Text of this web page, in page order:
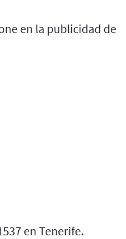
en la publicidad de
en Tenerife.